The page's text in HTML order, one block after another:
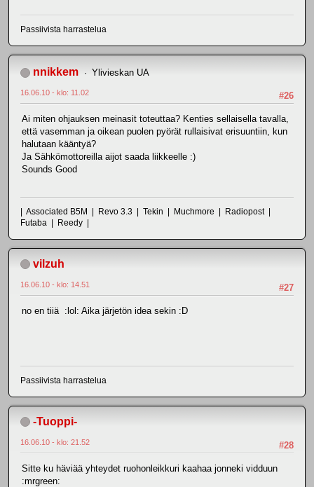
Passiivista harrastelua
nnikkem Ylivieskan UA
#26
16.06.10 - klo: 11.02
Ai miten ohjauksen meinasit toteuttaa? Kenties sellaisella tavalla,
että vasemman ja oikean puolen pyörät rullaisivat erisuuntiin, kun
halutaan kääntyä?
Ja Sähkömottoreilla aijot saada liikkeelle :)
Sounds Good
| Associated B5M | Revo 3.3 | Tekin | Muchmore | Radiopost |
Futaba | Reedy |
vilzuh
#27
16.06.10 - klo: 14.51
no en tiiä :lol: Aika järjetön idea sekin :D
Passiivista harrastelua
-Tuoppi-
#28
16.06.10 - klo: 21.52
Sitte ku häviää yhteydet ruohonleikkuri kaahaa jonneki vidduun
:mrgreen: